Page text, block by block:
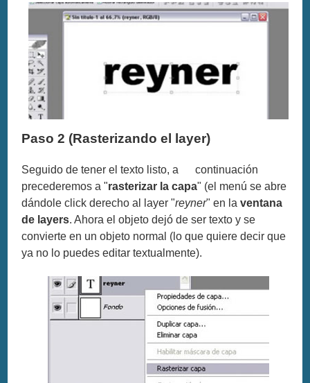
Paso 2 (Rasterizando el layer)
Seguido de tener el texto listo, a
continuación
precederemos a "rasterizar la capa" (el menú se abre
dándole click derecho al layer "reyner" en laventana
de layers. Ahora el objeto dejó de ser texto y se
convierte en un objeto normal (lo que quiere decir que
ya no lo puedes editar textualmente).